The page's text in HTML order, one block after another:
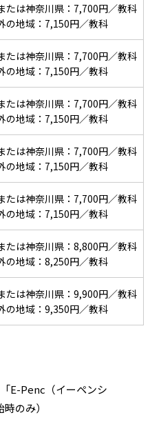
たは神奈川県：7,700円／教科
の地域：7,150円／教科
たは神奈川県：7,700円／教科
の地域：7,150円／教科
たは神奈川県：7,700円／教科
の地域：7,150円／教科
たは神奈川県：7,700円／教科
の地域：7,150円／教科
たは神奈川県：7,700円／教科
の地域：7,150円／教科
たは神奈川県：8,800円／教科
の地域：8,250円／教科
たは神奈川県：9,900円／教科
の地域：9,350円／教科
E-Penc（イーペンシ
のみ）